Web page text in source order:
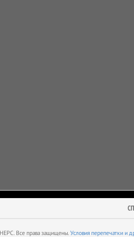
Все права защищены. Условия перепечатки и